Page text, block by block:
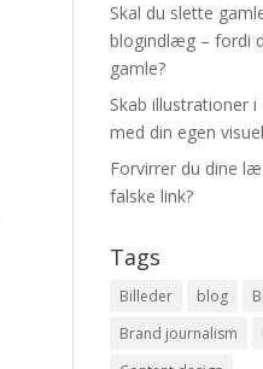
Skal du slette
blogindlæg – fordi
gamle?
Skab illustrationer i
med din egen
Forvirrer du dine
falske link?
Tags
Billeder blog
Brand journalism